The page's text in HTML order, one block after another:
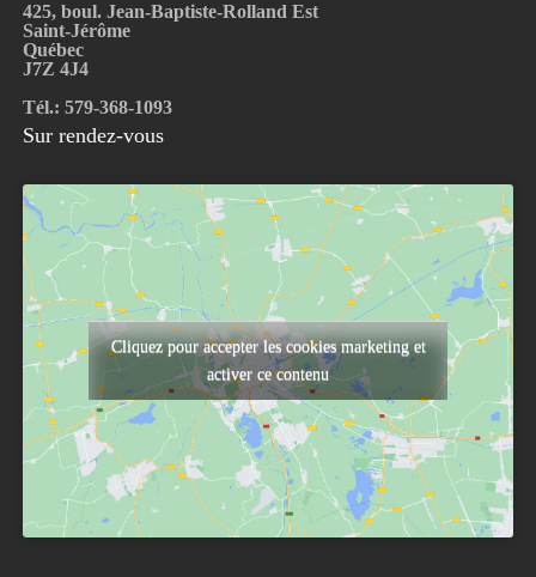
425, boul. Jean-Baptiste-Rolland Est
Saint-Jérôme
Québec
J7Z 4J4
Tél.: 579-368-1093
Sur rendez-vous
Cliquez pour accepter les cookies marketing et
activer ce contenu